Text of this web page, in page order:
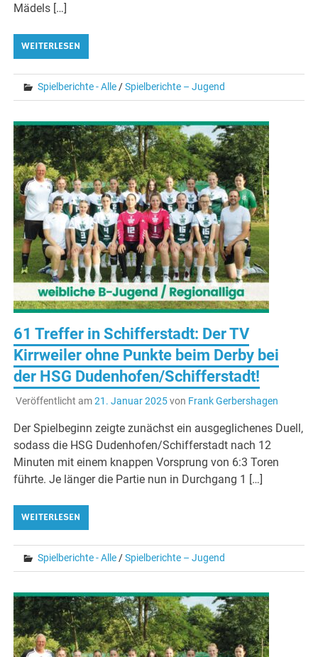
Mädels […]
WEITERLESEN
Spielberichte - Alle /Spielberichte – Jugend
61 Treffer in Schifferstadt: Der TV
Kirrweiler ohne Punkte beim Derby bei
der HSG Dudenhofen/Schifferstadt!
Veröffentlicht am21. Januar 2025von Frank Gerbershagen
Der Spielbeginn zeigte zunächst ein ausgeglichenes Duell,
sodass die HSG Dudenhofen/Schifferstadt nach 12
Minuten mit einem knappen Vorsprung von 6:3 Toren
führte. Je länger die Partie nun in Durchgang 1 […]
WEITERLESEN
Spielberichte - Alle/Spielberichte – Jugend